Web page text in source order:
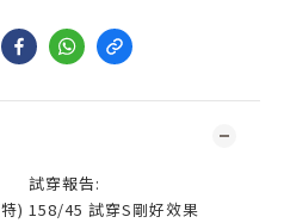
試穿報告:
) 158/45 試穿S剛好效果